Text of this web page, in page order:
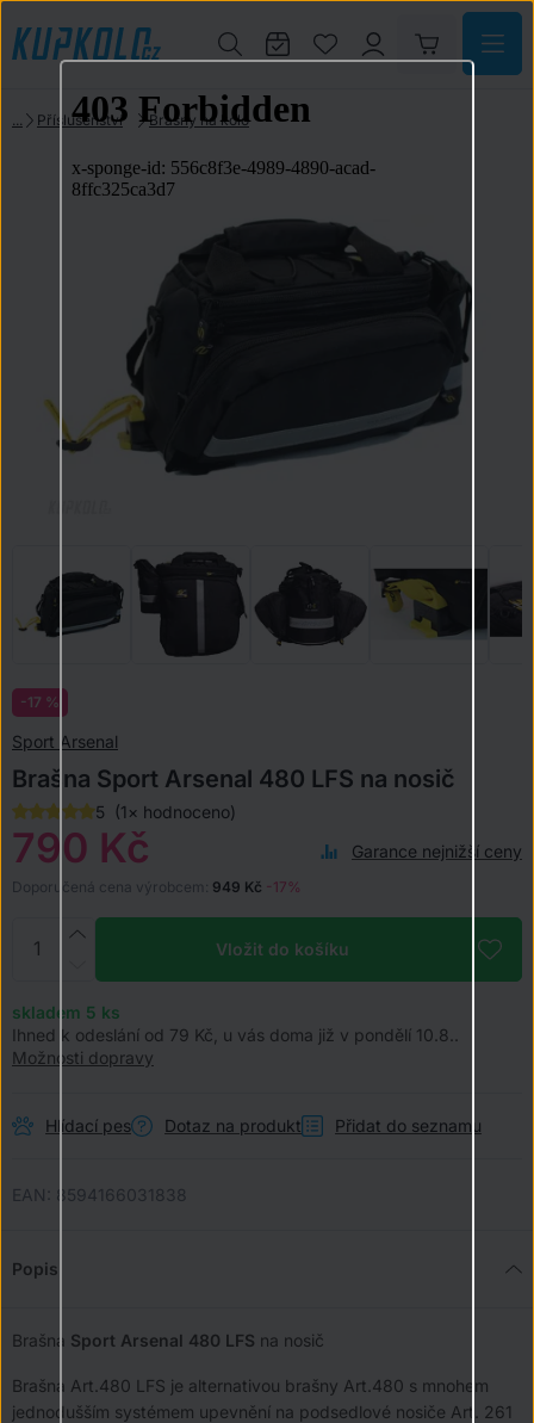
Příslušenství Brašny na kolo
-17 %
Sport Arsenal
Brašna Sport Arsenal 480 LFS na nosič
5 (1× hodnoceno)
790 Kč
Doporučená cena výrobcem: 949 Kč -17%
Garance nejnižší ceny
Vložit do košíku
skladem 5 ks
Ihned k odeslání od 79 Kč, u vás doma již v pondělí 10.8..
Možnosti dopravy
Hlídací pes Dotaz na produkt Přidat do seznamu
EAN: 8594166031838
Popis
Brašna Sport Arsenal 480 LFS na nosič
Brašna Art.480 LFS je alternativou brašny Art.480 s mnohem
jednodušším systémem upevnění na podsedlové nosiče Art. 261